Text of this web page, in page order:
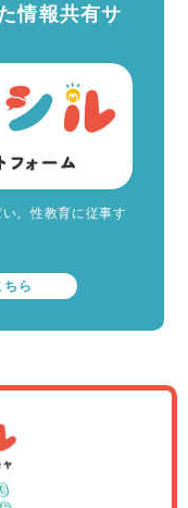
情報共有サ
。性教育に従事す
ら